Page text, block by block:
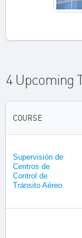
4 Upcoming
COURSE
Supervisión de
Centros de
Control de
Tránsito Aéreo